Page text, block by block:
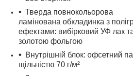
Тверда повнокольорова
ламінована обкладинка з
ефектами: вибірковий УФ лак
золотою фольгою
Внутрішній блок: офсетний
щільністю 70 г/м²